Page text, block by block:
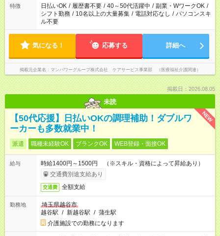
業はご案内が難しい場合があります
特徴 日払いOK / 履歴書不要 / 40～50代活躍中 / 副業・WワークOK /
シフト勤務 / 10名以上の大量募集 / 電話対応なし / パソコンスキ
ル不要
気になる！ 応募する 詳細へ
掲載元企業名 マンパワーグループ株式会社 ケアサービス事業部 （医療福祉介護関連）
掲載日：2026.08.05
未読
NEW
【50代応援】日払いOKの調理補助！ダブルワ
ーカーも多数就業中！
派遣 職種未経験OK ブランクOK WEB登録・面接OK
給与
時給1400円～1500円 （※スキル・資格によって昇給あり）
交通費別途支給あり
交通費 全額支給
勤務地
埼玉県越谷市
越谷駅 / 新越谷駅 / 蒲生駅
介護施設での勤務になります